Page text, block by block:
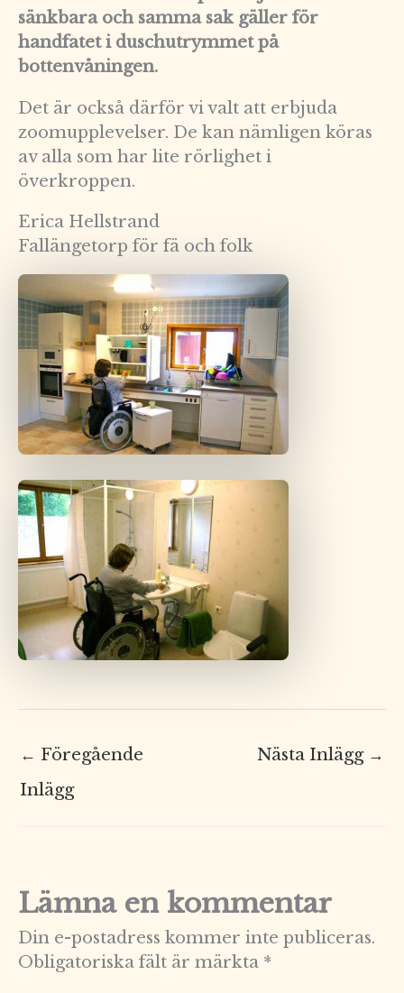
sänkbara och samma sak gäller för
handfatet i duschutrymmet på
bottenvåningen.
Det är också därför vi valt att erbjuda
zoomupplevelser. De kan nämligen köras
av alla som har lite rörlighet i
överkroppen.
Erica Hellstrand
Fallängetorp för fä och folk
← Föregående
Inlägg
Nästa Inlägg →
Lämna en kommentar
Din e-postadress kommer inte publiceras.
Obligatoriska fält är märkta *